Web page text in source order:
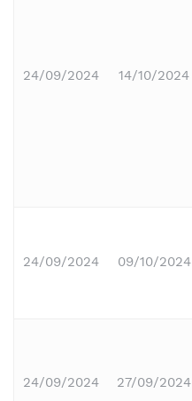
24/09/2024 14/10/2024
24/09/2024 09/10/2024
24/09/2024 27/09/2024